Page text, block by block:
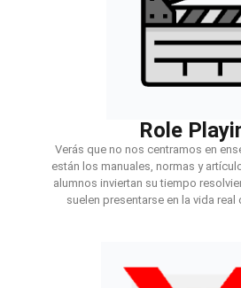
Role
Verás que no nos centramos en
están los manuales, normas y
alumnos inviertan su tiempo
suelen presentarse en la vida